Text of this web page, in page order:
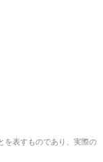
を表すものであり、実際の